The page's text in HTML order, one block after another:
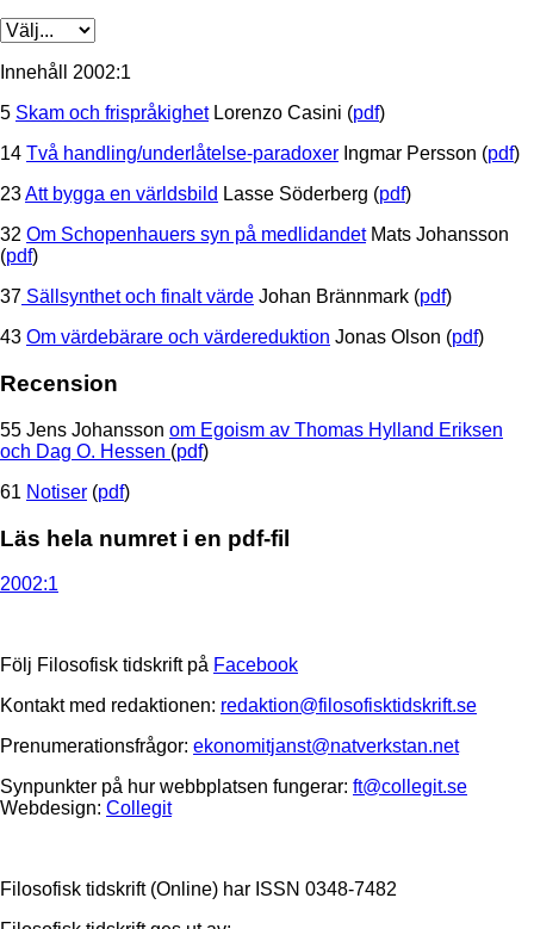
Innehåll 2002:1
5 Skam och frispråkighetLorenzo Casini (pdf)
14 Två handling/underlåtelse-paradoxer Ingmar Persson (pdf)
23Att bygga en världsbild Lasse Söderberg (pdf)
32 Om Schopenhauers syn på medlidandetMats Johansson
(pdf)
37 Sällsynthet och finalt värde Johan Brännmark (pdf)
43 Om värdebärare och värdereduktion Jonas Olson (pdf)
Recension
55 Jens Johansson om Egoism av Thomas Hylland Eriksen
och Dag O. Hessen (pdf)
61 Notiser (pdf)
Läs hela numret i en pdf-fil
2002:1
Följ Filosofisk tidskrift på Facebook
Kontakt med redaktionen: redaktion@filosofisktidskrift.se
Prenumerationsfrågor: ekonomitjanst@natverkstan.net
Synpunkter på hur webbplatsen fungerar: ft@collegit.se
Webdesign: Collegit
Filosofisk tidskrift (Online) har ISSN 0348-7482